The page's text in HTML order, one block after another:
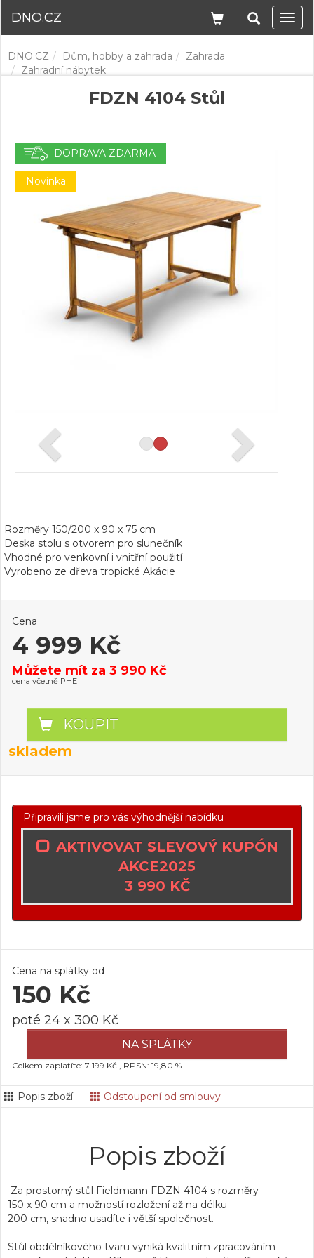
DNO.CZ
DNO.CZ Dům, hobby a zahrada
Zahrada
Zahradní nábytek
FDZN 4104 Stůl
DOPRAVA ZDARMA
Novinka
Rozměry 150/200 x 90 x 75 cm
Deska stolu s otvorem pro slunečník
Vhodné pro venkovní i vnitřní použití
Vyrobeno ze dřeva tropické Akácie
Cena
4 999 Kč
Můžete mít za 3 990 Kč
cena včetně PHE
KOUPIT
skladem
Připravili jsme pro vás výhodnější nabídku
AKTIVOVAT SLEVOVÝ KUPÓN
AKCE2025
3 990 KČ
Cena na splátky od
150 Kč
poté 24 x 300 Kč
NA SPLÁTKY
Celkem zaplatíte: 7 199 Kč , RPSN: 19,80 %
Popis zboží Odstoupení od smlouvy
Popis zboží
Za prostorný stůl Fieldmann FDZN 4104 s rozměry
150 x 90 cm a možností rozložení až na délku
200 cm, snadno usadíte i větší společnost.
Stůl obdélníkového tvaru vyniká kvalitním zpracováním